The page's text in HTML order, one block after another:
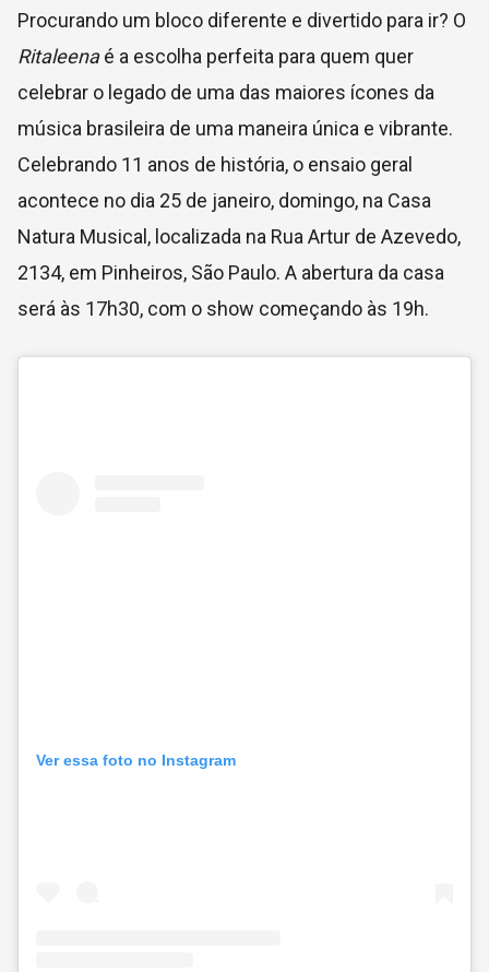
Procurando um bloco diferente e divertido para ir? O
Ritaleenaé a escolha perfeita para quem quer
celebrar o legado de uma das maiores ícones da
música brasileira de uma maneira única e vibrante.
Celebrando 11 anos de história, o ensaio geral
acontece no dia 25 de janeiro, domingo, na Casa
Natura Musical, localizada na Rua Artur de Azevedo,
2134, em Pinheiros, São Paulo. A abertura da casa
será às 17h30, com o show começando às 19h.
Ver essa foto no Instagram